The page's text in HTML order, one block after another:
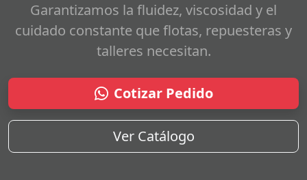
Garantizamos la fluidez, viscosidad y el
cuidado constante que flotas, repuesteras y
talleres necesitan.
Cotizar Pedido
Ver Catálogo